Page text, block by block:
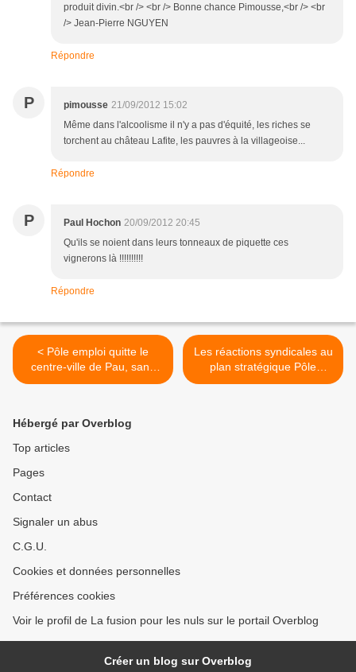
produit divin.<br /> <br /> Bonne chance Pimousse,<br /> <br
/> Jean-Pierre NGUYEN
Répondre
P pimousse 21/09/2012 15:02
Même dans l'alcoolisme il n'y a pas d'équité, les riches se
torchent au château Lafite, les pauvres à la villageoise...
Répondre
P Paul Hochon 20/09/2012 20:45
Qu'ils se noient dans leurs tonneaux de piquette ces
vignerons là !!!!!!!!!!
Répondre
< Pôle emploi quitte le
centre-ville de Pau, sans
concertation avec les
Les réactions syndicales au
plan stratégique Pôle
emploi 2015 >
Hébergé par Overblog
Top articles
Pages
Contact
Signaler un abus
C.G.U.
Cookies et données personnelles
Préférences cookies
Voir le profil de La fusion pour les nuls sur le portail Overblog
Créer un blog sur Overblog